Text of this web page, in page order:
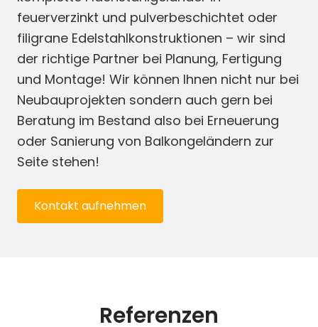
feuerverzinkt und pulverbeschichtet oder
filigrane Edelstahlkonstruktionen – wir sind
der richtige Partner bei Planung, Fertigung
und Montage! Wir können Ihnen nicht nur bei
Neubauprojekten sondern auch gern bei
Beratung im Bestand also bei Erneuerung
oder Sanierung von Balkongeländern zur
Seite stehen!
Kontakt aufnehmen
Referenzen